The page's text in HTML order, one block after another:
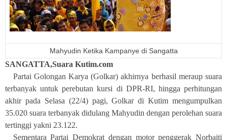
Mahyudin Ketika Kampanye di Sangatta
SANGATTA,Suara Kutim.com
Partai Golongan Karya (Golkar) akhirnya berhasil meraup suara
terbanyak untuk perebutan kursi di DPR-RI, hingga perhitungan
akhir pada Selasa (22/4) pagi, Golkar di Kutim mengumpulkan
35.020 suara terbanyak didulang Mahyudin dengan perolehan suara
tertinggi yakni 23.122.
Sementara Partai Demokrat dengan motor penggerak Norbaiti